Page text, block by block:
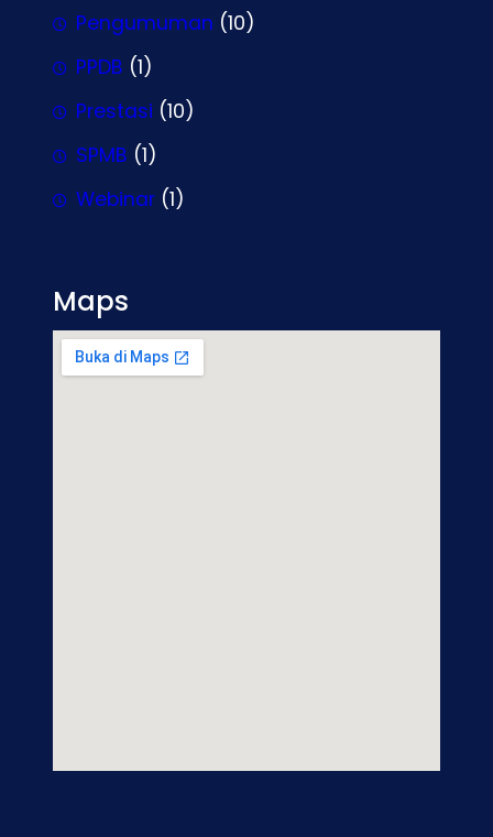
Pengumuman (10)
PPDB (1)
Prestasi (10)
SPMB (1)
Webinar (1)
Maps